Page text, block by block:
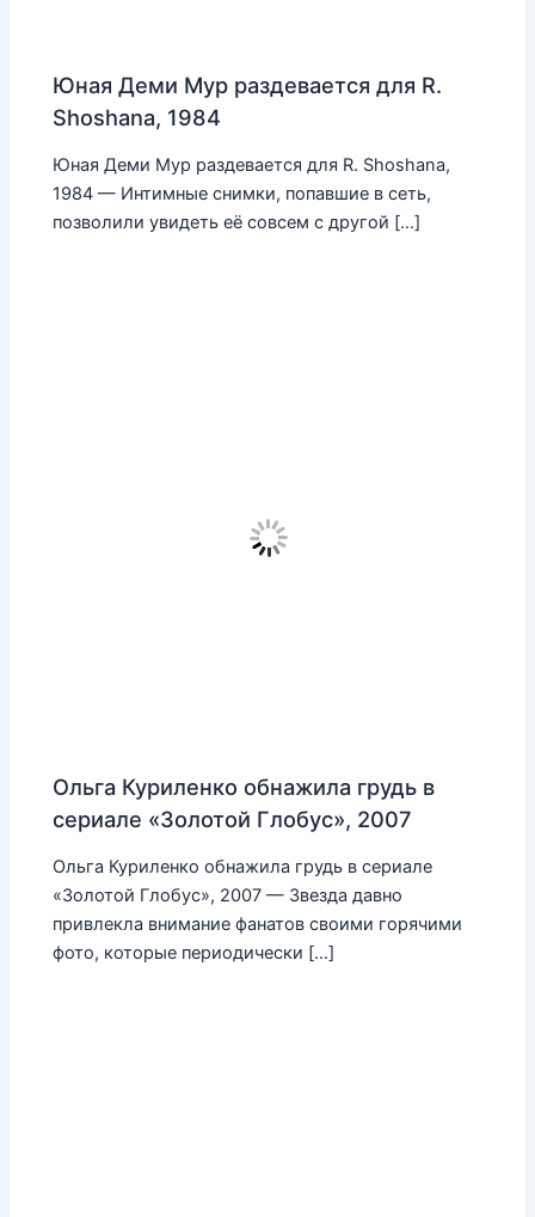
Юная Деми Мур раздевается для R.
Shoshana, 1984
Юная Деми Мур раздевается для R. Shoshana,
1984 — Интимные снимки, попавшие в сеть,
позволили увидеть её совсем с другой […]
Ольга Куриленко обнажила грудь в
сериале «Золотой Глобус», 2007
Ольга Куриленко обнажила грудь в сериале
«Золотой Глобус», 2007 — Звезда давно
привлекла внимание фанатов своими горячими
фото, которые периодически […]